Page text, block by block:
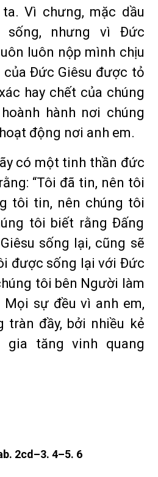
Vì chưng, mặc dầu
sống, nhưng vì Ðức
luôn nộp mình chịu
của Ðức Giêsu được tỏ
hay chết của chúng
hành nơi chúng
động nơi anh em.
có một tinh thần đức
“Tôi đã tin, nên tôi
tôi tin, nên chúng tôi
tôi biết rằng Ðấng
sống lại, cũng sẽ
được sống lại với Ðức
tôi bên Người làm
sự đều vì anh em,
tràn đầy, bởi nhiều kẻ
tăng vinh quang
2cd–3. 4–5. 6